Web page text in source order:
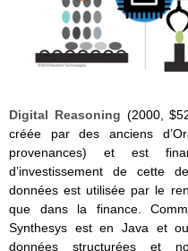
Digital Reasoning (2000,
créée par des anciens
provenances) et est
d’investissement de cette
données est utilisée par le
que dans la finance.
Synthesys est en Java et
données structurées et